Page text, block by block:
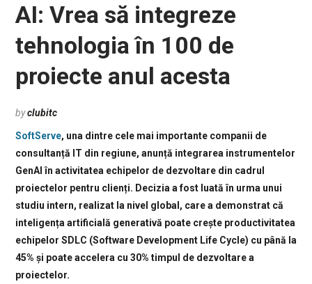
AI: Vrea să integreze
tehnologia în 100 de
proiecte anul acesta
byclubitc
SoftServe, una dintre cele mai importante companii de
consultanță IT din regiune, anunță integrarea instrumentelor
GenAI în activitatea echipelor de dezvoltare din cadrul
proiectelor pentru clienți. Decizia a fost luată în urma unui
studiu intern, realizat la nivel global, care a demonstrat că
inteligența artificială generativă poate crește productivitatea
echipelor SDLC (Software Development Life Cycle) cu până la
45% și poate accelera cu 30% timpul de dezvoltare a
proiectelor.